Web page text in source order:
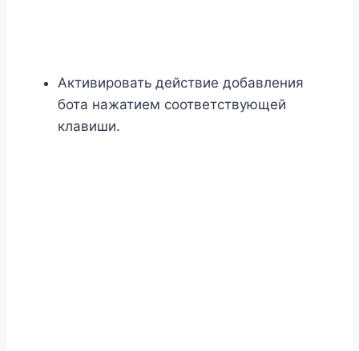
Активировать действие добавления
бота нажатием соответствующей
клавиши.